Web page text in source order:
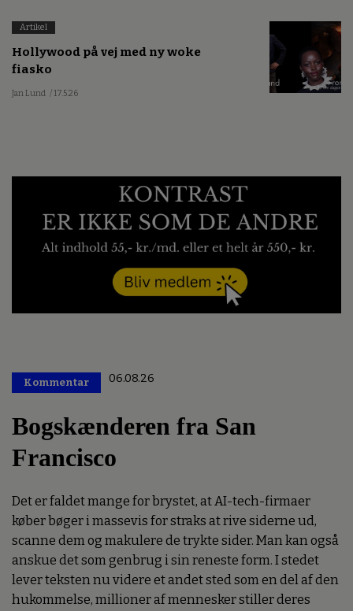
Artikel
Hollywood på vej med ny woke
fiasko
Jan Lund / 17.5.26
Kommentar 06.08.26
Bogskænderen fra San
Francisco
Det er faldet mange for brystet, at AI-tech-firmaer
køber bøger i massevis for straks at rive siderne ud,
scanne dem og makulere de trykte sider. Man kan også
anskue det som genbrug i sin reneste form. I stedet
lever teksten nu videre et andet sted som en del af den
hukommelse, millioner af mennesker stiller deres